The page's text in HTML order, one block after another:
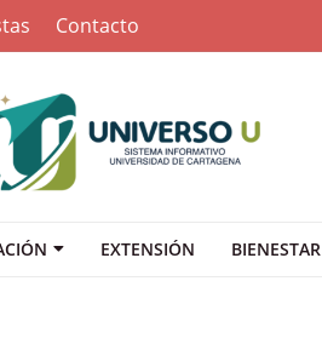
Contacto
EXTENSIÓN BIENESTAR